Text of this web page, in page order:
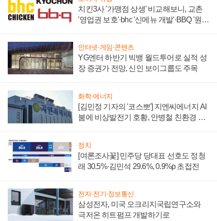
치킨3사 '가맹점 상생' 비교해보니, 교촌
'영업권 보호'·bhc '신메뉴 개발'·BBQ '원가
인터넷·게임·콘텐츠
YG엔터 하반기 빅뱅 월드투어로 실적 성
장 증권가 전망, 신인 보이그룹도 주목
화학·에너지
[김민정 기자의 '코스뽀'] 지엔씨에너지 AI
붐에 비상발전기 호황, 안병철 친환경 에
정치
[여론조사꽃] 민주당 당대표 선호도 정청
래 30.5%·김민석 29.6%, 0.9%p 초접전
전자·전기·정보통신
삼성전자, 미국 오크리지국립연구소와
극저온 히트펌프 개발하기로